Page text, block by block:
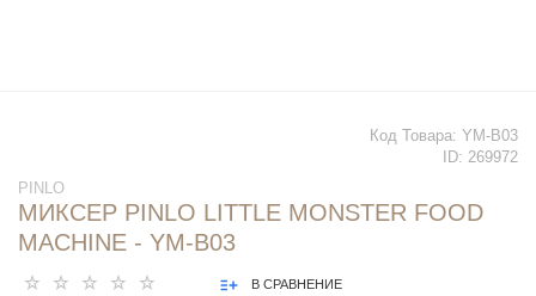
Код Товара: YM-B03
ID: 269972
PINLO
МИКСЕР PINLO LITTLE MONSTER FOOD
MACHINE - YM-B03
В СРАВНЕНИЕ